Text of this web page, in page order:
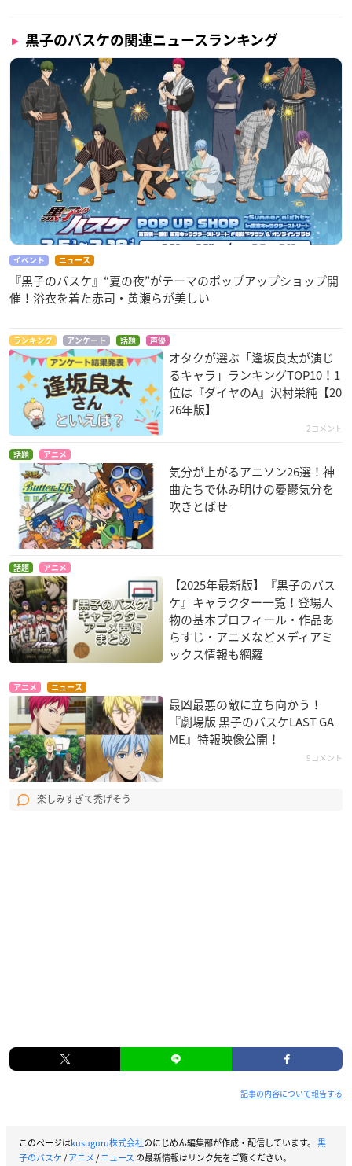
黒子のバスケの関連ニュースランキング
イベント ニュース
『黒子のバスケ』“夏の夜”がテーマのポップアップショップ開
催！浴衣を着た赤司・黄瀬らが美しい
ランキング アンケート 話題 声優
オタクが選ぶ「逢坂良太が演じ
るキャラ」ランキングTOP10！1
位は『ダイヤのA』沢村栄純【20
26年版】
2コメント
話題 アニメ
気分が上がるアニソン26選！神
曲たちで休み明けの憂鬱気分を
吹きとばせ
話題 アニメ
【2025年最新版】『黒子のバス
ケ』キャラクター一覧！登場人
物の基本プロフィール・作品あ
らすじ・アニメなどメディアミ
ックス情報も網羅
アニメ ニュース
最凶最悪の敵に立ち向かう！
『劇場版 黒子のバスケLAST GA
ME』特報映像公開！
9コメント
楽しみすぎて禿げそう
記事の内容について報告する
このページはkusuguru株式会社のにじめん編集部が作成・配信しています。 黒
子のバスケ/アニメ/ニュース の最新情報はリンク先をご覧ください。